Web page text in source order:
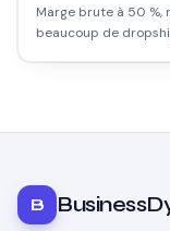
Marge brute à 50 %,
beaucoup de
B